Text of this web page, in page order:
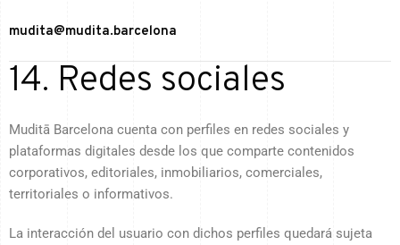
mudita@mudita.barcelona
14. Redes sociales
Muditā Barcelona cuenta con perfiles en redes sociales y
plataformas digitales desde los que comparte contenidos
corporativos, editoriales, inmobiliarios, comerciales,
territoriales o informativos.
La interacción del usuario con dichos perfiles quedará sujeta